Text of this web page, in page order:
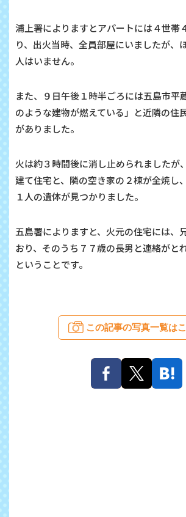
浦上署によりますとアパートには４世帯
り、出火当時、全員部屋にいましたが、
人はいません。
また、９日午後１時半ごろには五島市平
のような建物が燃えている」と近隣の住
がありました。
火は約３時間後に消し止められましたが
建て住宅と、隣の空き家の２棟が全焼し
１人の遺体が見つかりました。
五島署によりますと、火元の住宅には、
おり、そのうち７７歳の長男と連絡がと
ということです。
この記事の写真一覧は